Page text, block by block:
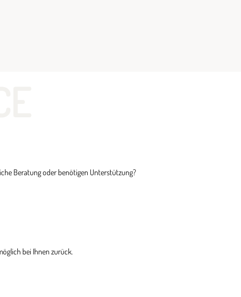
Beratung oder benötigen Unterstützung?
bei Ihnen zurück.